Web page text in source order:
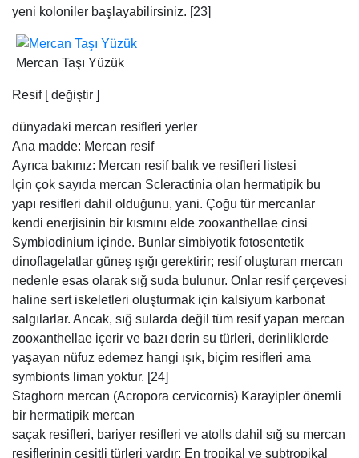
yeni koloniler başlayabilirsiniz. [23]
Mercan Taşı Yüzük
Resif [ değiştir ]
dünyadaki mercan resifleri yerler
Ana madde: Mercan resif
Ayrıca bakınız: Mercan resif balık ve resifleri listesi
Için çok sayıda mercan Scleractinia olan hermatipik bu
yapı resifleri dahil olduğunu, yani. Çoğu tür mercanlar
kendi enerjisinin bir kısmını elde zooxanthellae cinsi
Symbiodinium içinde. Bunlar simbiyotik fotosentetik
dinoflagelatlar güneş ışığı gerektirir; resif oluşturan mercan
nedenle esas olarak sığ suda bulunur. Onlar resif çerçevesi
haline sert iskeletleri oluşturmak için kalsiyum karbonat
salgılarlar. Ancak, sığ sularda değil tüm resif yapan mercan
zooxanthellae içerir ve bazı derin su türleri, derinliklerde
yaşayan nüfuz edemez hangi ışık, biçim resifleri ama
symbionts liman yoktur. [24]
Staghorn mercan (Acropora cervicornis) Karayipler önemli
bir hermatipik mercan
saçak resifleri, bariyer resifleri ve atolls dahil sığ su mercan
resiflerinin çeşitli türleri vardır; En tropikal ve subtropikal